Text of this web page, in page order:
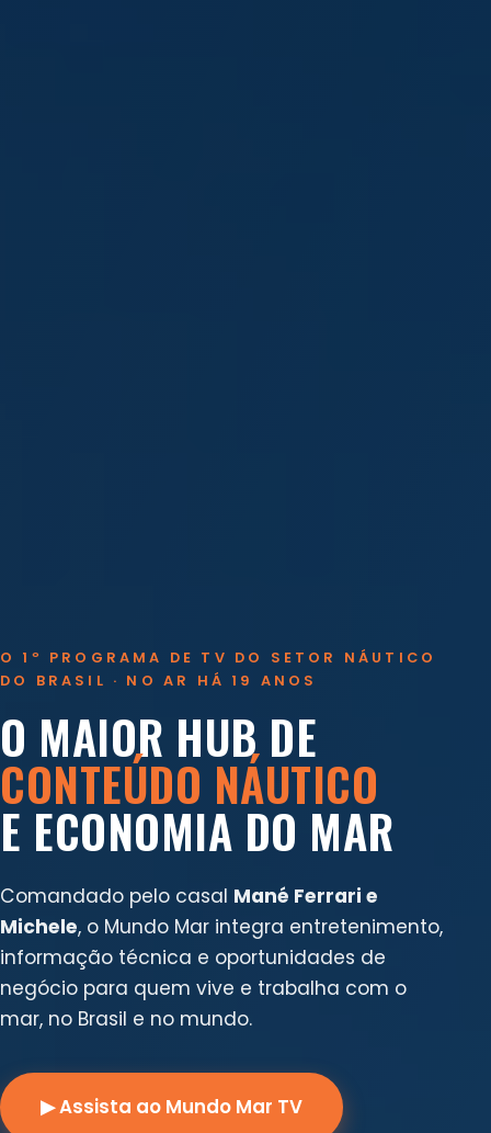
O 1º PROGRAMA DE TV DO SETOR NÁUTICO
DO BRASIL · NO AR HÁ 19 ANOS
O MAIOR HUB DE
CONTEÚDO NÁUTICO
E ECONOMIA DO MAR
Comandado pelo casal Mané Ferrari e
Michele, o Mundo Mar integra entretenimento,
informação técnica e oportunidades de
negócio para quem vive e trabalha com o
mar, no Brasil e no mundo.
▶ Assista ao Mundo Mar TV